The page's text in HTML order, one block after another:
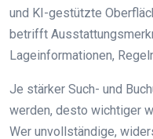
und KI-gestützte
betrifft
Lageinformationen,
Je stärker Such- und
werden, desto wichtiger
Wer unvollständige,